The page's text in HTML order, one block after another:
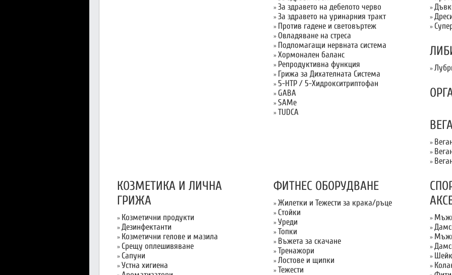
» За здравето на дебелото черво
» За здравето на уринарния тракт
» Против гадене и световъртеж
» Овладяване на стреса
» Подпомагащи нервната система
» Хормонален баланс
» Репродуктивна функция
» Грижа за Дихателната Система
» 5-HTP / 5-Хидрокситриптофан
» GABA
» SAMe
» TUDCA
»
»
»
»
»
»
»
КОЗМЕТИКА И ЛИЧНА
ГРИЖА
» Козметични продукти
» Дезинфектанти
» Козметични гелове и мазила
» Срещу оплешивяване
» Сапуни
» Устна хигиена
ФИТНЕС ОБОРУДВАНЕ
» Жилетки и Тежести за крака/ръце
» Стойки
» Уреди
» Топки
» Въжета за скачане
» Тренажори
» Лостове и щипки
» Тежести
»
»
»
»
»
»